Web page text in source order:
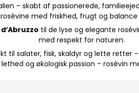
– skabt af passionerede,
med friskhed, frugt og
til de lyse og elegante
med respekt for naturen.
til salater, fisk, skaldyr og lette retter
og økologisk passion – rosévin